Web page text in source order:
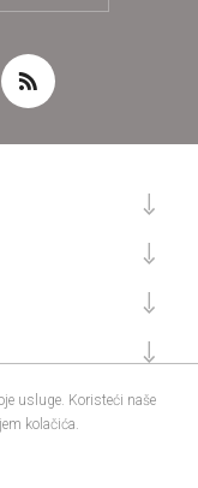
usluge. Koristeći naše
kolačića.